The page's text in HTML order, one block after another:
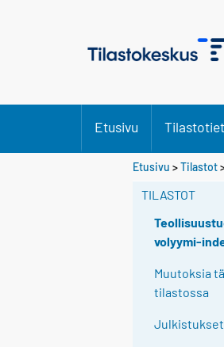
Etusivu
Etusivu >Tilastot
TILASTOT
volyymi-
Muutoksia
tilastossa
Julkistukset